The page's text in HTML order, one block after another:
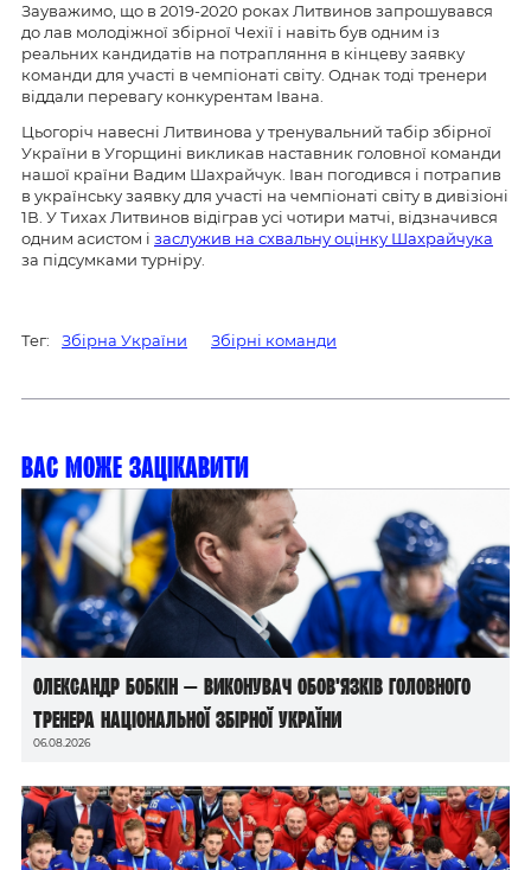
Зауважимо, що в 2019-2020 роках Литвинов запрошувався
до лав молодіжної збірної Чехії і навіть був одним із
реальних кандидатів на потрапляння в кінцеву заявку
команди для участі в чемпіонаті світу. Однак тоді тренери
віддали перевагу конкурентам Івана.
Цьогоріч навесні Литвинова у тренувальний табір збірної
України в Угорщині викликав наставник головної команди
нашої країни Вадим Шахрайчук. Іван погодився і потрапив
в українську заявку для участі на чемпіонаті світу в дивізіоні
1В. У Тихах Литвинов відіграв усі чотири матчі, відзначився
одним асистом і заслужив на схвальну оцінку Шахрайчука
за підсумками турніру.
Тег: Збірна України Збірні команди
Вас може зацікавити
Олександр Бобкін — виконувач обов’язків головного
тренера національної збірної України
06.08.2026